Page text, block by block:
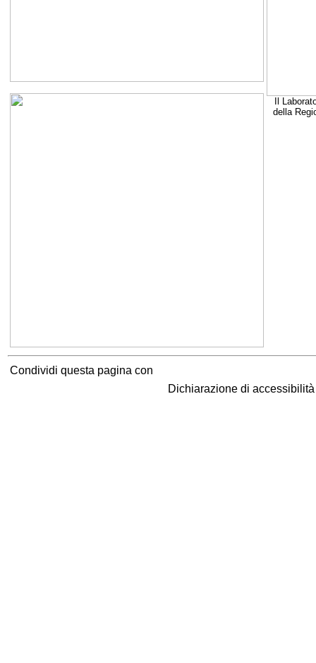
Il
della
Condividi questa pagina con
Dichiarazione di